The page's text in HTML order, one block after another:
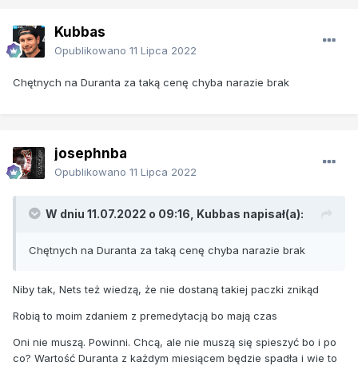
Kubbas
Opublikowano 11 Lipca 2022
Chętnych na Duranta za taką cenę chyba narazie brak
josephnba
Opublikowano 11 Lipca 2022
W dniu 11.07.2022 o 09:16, Kubbas napisał(a):
Chętnych na Duranta za taką cenę chyba narazie brak
Niby tak, Nets też wiedzą, że nie dostaną takiej paczki znikąd
Robią to moim zdaniem z premedytacją bo mają czas
Oni nie muszą. Powinni. Chcą, ale nie muszą się spieszyć bo i po
co? Wartość Duranta z każdym miesiącem będzie spadła i wie to